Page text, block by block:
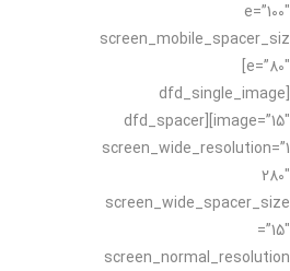
e=”100″
screen_mobile_spacer_siz
e=”80″]
[dfd_single_image
image=”15″][dfd_spacer
screen_wide_resolution=”1
280″
screen_wide_spacer_size
=”15″
screen_normal_resolution